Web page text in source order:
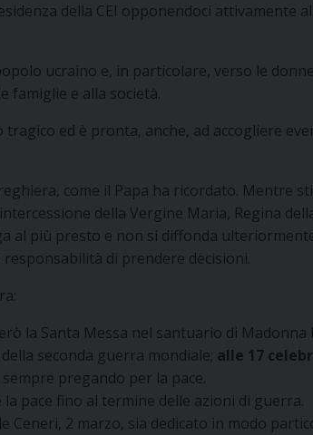
della CEI opponendoci
ucraino e, in particolare, verso le
famiglie e alla società.
ed è pronta, anche, ad accogliere
come il Papa ha ricordato. Mentre
della Vergine Maria, Regina
al più presto e non si diffonda
di prendere decisioni.
la Santa Messa nel santuario di
seconda guerra mondiale; alle 17
pregando per la pace.
pace fino al termine delle azioni di guerra.
Ceneri, 2 marzo, sia dedicato in modo